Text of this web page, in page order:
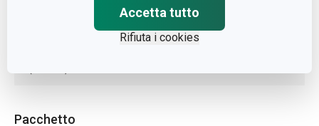
Accetta tutto
Rifiuta i cookies
Pacchetto